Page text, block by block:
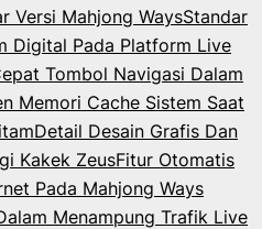
Versi Mahjong WaysStandar
Digital Pada Platform Live
Tombol Navigasi Dalam
Memori Cache Sistem Saat
Detail Desain Grafis Dan
Kakek ZeusFitur Otomatis
Pada Mahjong Ways
Menampung Trafik Live